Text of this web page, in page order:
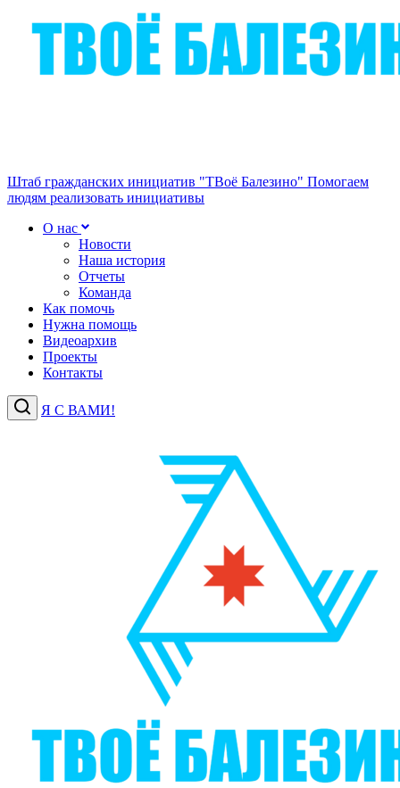
Штаб гражданских инициатив "ТВоё Балезино" Помогаем
людям реализовать инициативы
О нас
Новости
Наша история
Отчеты
Команда
Как помочь
Нужна помощь
Видеоархив
Проекты
Контакты
Я С ВАМИ!